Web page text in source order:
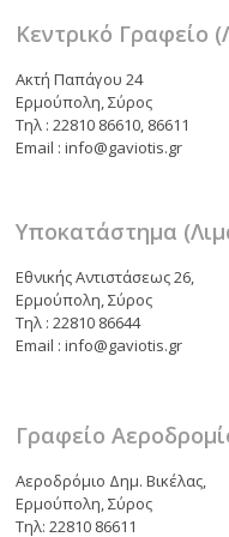
ε
Κεντρικό Γραφείο
Ακτή Παπάγου 24
Ερμούπολη, Σύρος
Τηλ : 22810 86610, 86611
Email : info@gaviotis.gr
Υποκατάστημα
Εθνικής Αντιστάσεως 26,
Ερμούπολη, Σύρος
Τηλ : 22810 86644
Email : info@gaviotis.gr
Γραφείο
Αεροδρόμιο Δημ. Βικέλας,
Ερμούπολη, Σύρος
Τηλ: 22810 86611